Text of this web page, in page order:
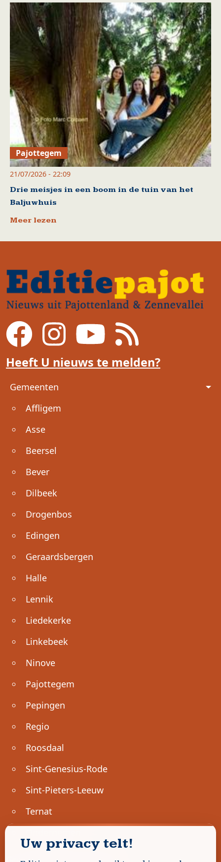
Pajottegem
21/07/2026 - 22:09
Drie meisjes in een boom in de tuin van het
Baljuwhuis
Meer lezen
Heeft U nieuws te melden?
Voet
Gemeenten
Affligem
Asse
Beersel
Bever
Dilbeek
Drogenbos
Edingen
Geraardsbergen
Halle
Lennik
Liedekerke
Linkebeek
Ninove
Pajottegem
Pepingen
Regio
Roosdaal
Sint-Genesius-Rode
Sint-Pieters-Leeuw
Ternat
Geen advertenties gevonden.
Uw privacy telt!